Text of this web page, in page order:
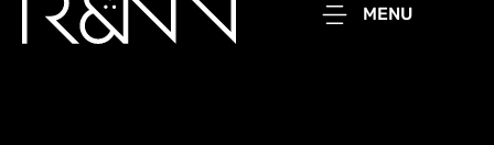
MENU